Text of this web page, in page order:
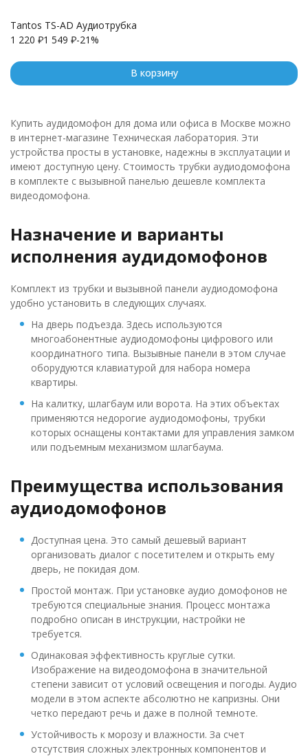
Tantos TS-AD Аудиотрубка
1 220 ₽1 549 ₽-21%
В корзину
Купить аудидомофон для дома или офиса в Москве можно
в интернет-магазине Техническая лаборатория. Эти
устройства просты в установке, надежны в эксплуатации и
имеют доступную цену. Стоимость трубки аудиодомофона
в комплекте с вызывной панелью дешевле комплекта
видеодомофона.
Назначение и варианты
исполнения аудидомофонов
Комплект из трубки и вызывной панели аудиодомофона
удобно установить в следующих случаях.
На дверь подъезда. Здесь используются
многоабонентные аудиодомофоны цифрового или
координатного типа. Вызывные панели в этом случае
оборудуются клавиатурой для набора номера
квартиры.
На калитку, шлагбаум или ворота. На этих объектах
применяются недорогие аудиодомофоны, трубки
которых оснащены контактами для управления замком
или подъемным механизмом шлагбаума.
Преимущества использования
аудиодомофонов
Доступная цена. Это самый дешевый вариант
организовать диалог с посетителем и открыть ему
дверь, не покидая дом.
Простой монтаж. При установке аудио домофонов не
требуются специальные знания. Процесс монтажа
подробно описан в инструкции, настройки не
требуется.
Одинаковая эффективность круглые сутки.
Изображение на видеодомофона в значительной
степени зависит от условий освещения и погоды. Аудио
модели в этом аспекте абсолютно не капризны. Они
четко передают речь и даже в полной темноте.
Устойчивость к морозу и влажности. За счет
отсутствия сложных электронных компонентов и